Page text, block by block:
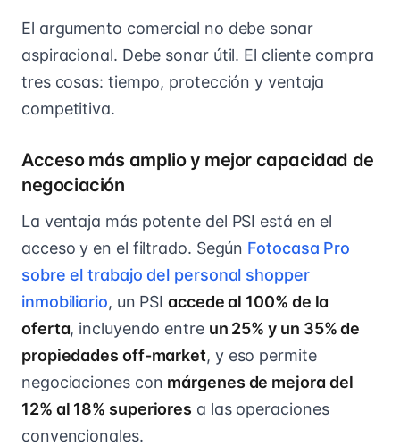
El argumento comercial no debe sonar
aspiracional. Debe sonar útil. El cliente compra
tres cosas: tiempo, protección y ventaja
competitiva.
Acceso más amplio y mejor capacidad de
negociación
La ventaja más potente del PSI está en el
acceso y en el filtrado. Según Fotocasa Pro
sobre el trabajo del personal shopper
inmobiliario, un PSIaccede al 100% de la
oferta, incluyendo entre un 25% y un 35% de
propiedades off-market, y eso permite
negociaciones con márgenes de mejora del
12% al 18% superiores a las operaciones
convencionales.